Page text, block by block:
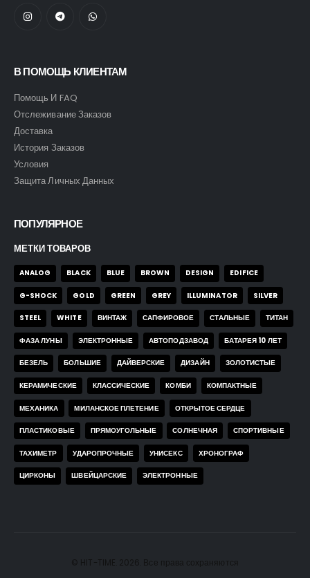
В ПОМОЩЬ КЛИЕНТАМ
Помощь И FAQ
Отслеживание Заказов
Доставка
История Заказов
Условия
Защита Личных Данных
ПОПУЛЯРНОЕ
МЕТКИ ТОВАРОВ
ANALOG BLACK BLUE BROWN DESIGN EDIFICE
G-SHOCK GOLD GREEN GREY ILLUMINATOR SILVER
STEEL WHITE ВИНТАЖ САПФИРОВОЕ СТАЛЬНЫЕ ТИТАН
ФАЗА ЛУНЫ ЭЛЕКТРОННЫЕ АВТОПОДЗАВОД БАТАРЕЯ 10 ЛЕТ
БЕЗЕЛЬ БОЛЬШИЕ ДАЙВЕРСКИЕ ДИЗАЙН ЗОЛОТИСТЫЕ
КЕРАМИЧЕСКИЕ КЛАССИЧЕСКИЕ КОМБИ КОМПАКТНЫЕ
МЕХАНИКА МИЛАНСКОЕ ПЛЕТЕНИЕ ОТКРЫТОЕ СЕРДЦЕ
ПЛАСТИКОВЫЕ ПРЯМОУГОЛЬНЫЕ СОЛНЕЧНАЯ СПОРТИВНЫЕ
ТАХИМЕТР УДАРОПРОЧНЫЕ УНИСЕКС ХРОНОГРАФ
ЦИРКОНЫ ШВЕЙЦАРСКИЕ ЭЛЕКТРОННЫЕ
© HIT-TIME. 2026. Все права сохраняются